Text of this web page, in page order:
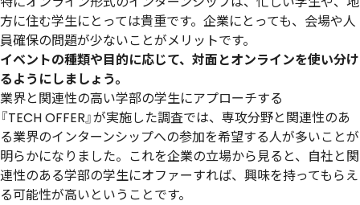
方に住む学生にとっては貴重です。企業にとっても、会場や人
員確保の問題が少ないことがメリットです。
イベントの種類や目的に応じて、対面とオンラインを使い分け
るようにしましょう。
業界と関連性の高い学部の学生にアプローチする
『TECH OFFER』が実施した調査では、専攻分野と関連性のあ
る業界のインターンシップへの参加を希望する人が多いことが
明らかになりました。これを企業の立場から見ると、自社と関
連性のある学部の学生にオファーすれば、興味を持ってもらえ
る可能性が高いということです。